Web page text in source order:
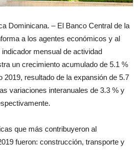
Dominicana. – El Banco Central de la
a los agentes económicos y al
mensual de actividad
un crecimiento acumulado de 5.1 %
2019, resultado de la expansión de 5.7
variaciones interanuales de 3.3 % y
que más contribuyeron al
fueron: construcción, transporte y